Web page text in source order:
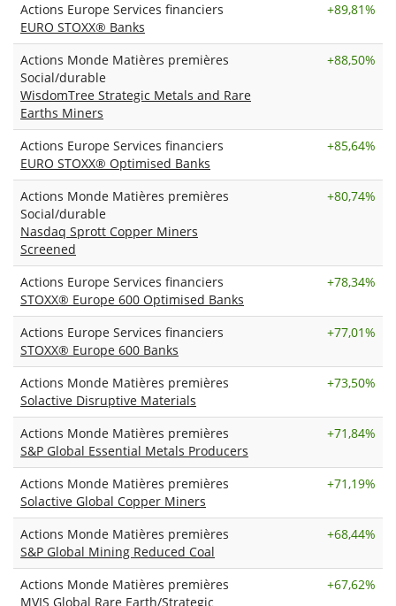
Actions Europe Services financiers
EURO STOXX® Banks
+89,81%
Actions Monde Matières premières
Social/durable
WisdomTree Strategic Metals and Rare
Earths Miners
+88,50%
Actions Europe Services financiers
EURO STOXX® Optimised Banks
+85,64%
Actions Monde Matières premières
Social/durable
Nasdaq Sprott Copper Miners
Screened
+80,74%
Actions Europe Services financiers
STOXX® Europe 600 Optimised Banks
+78,34%
Actions Europe Services financiers
STOXX® Europe 600 Banks
+77,01%
Actions Monde Matières premières
Solactive Disruptive Materials
+73,50%
Actions Monde Matières premières
S&P Global Essential Metals Producers
+71,84%
Actions Monde Matières premières
Solactive Global Copper Miners
+71,19%
Actions Monde Matières premières
S&P Global Mining Reduced Coal
+68,44%
Actions Monde Matières premières
MVIS Global Rare Earth/Strategic
+67,62%